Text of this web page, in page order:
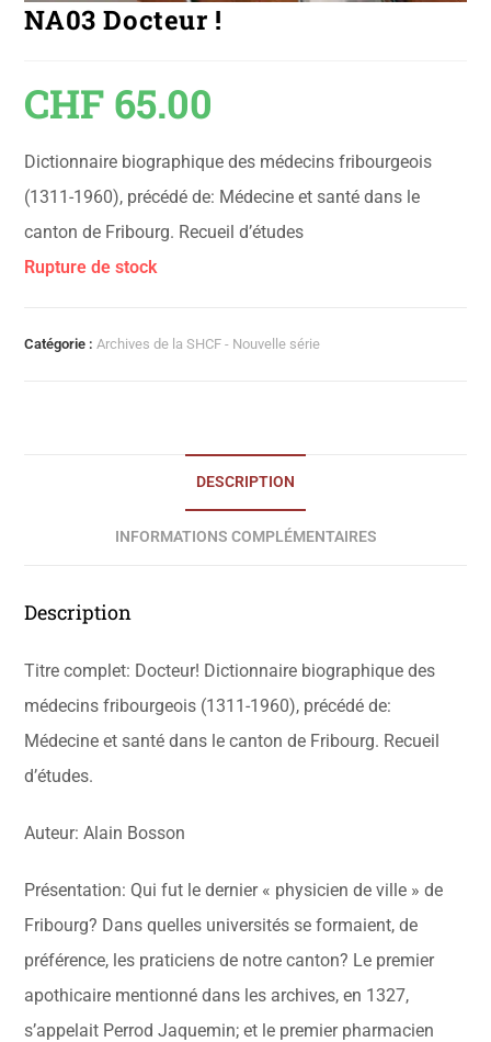
NA03 Docteur !
CHF 65.00
Dictionnaire biographique des médecins fribourgeois
(1311-1960), précédé de: Médecine et santé dans le
canton de Fribourg. Recueil d’études
Rupture de stock
Catégorie : Archives de la SHCF - Nouvelle série
DESCRIPTION
INFORMATIONS COMPLÉMENTAIRES
Description
Titre complet: Docteur! Dictionnaire biographique des
médecins fribourgeois (1311-1960), précédé de:
Médecine et santé dans le canton de Fribourg. Recueil
d’études.
Auteur: Alain Bosson
Présentation: Qui fut le dernier « physicien de ville » de
Fribourg? Dans quelles universités se formaient, de
préférence, les praticiens de notre canton? Le premier
apothicaire mentionné dans les archives, en 1327,
s’appelait Perrod Jaquemin; et le premier pharmacien